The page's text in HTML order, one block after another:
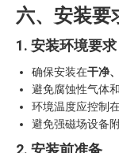
六、安装要
1. 安装环境要求
确保安装在干净
避免腐蚀性气体
环境温度应控制
避免强磁场设备
2. 安装前准备